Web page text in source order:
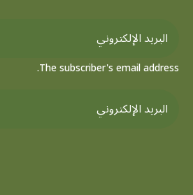
The subscriber's email address.